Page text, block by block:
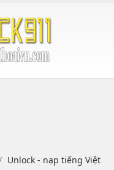
Unlock - nạp tiếng Việt